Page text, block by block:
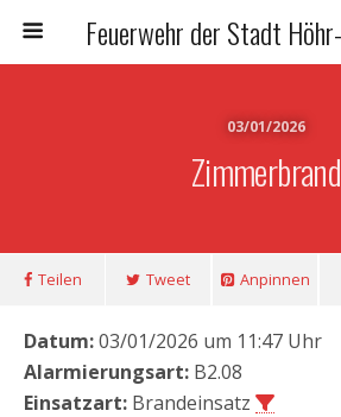
03/01/2026
Zimmerbrand
Teilen Tweet Anpinnen
Datum:03/01/2026 um 11:47 Uhr
Alarmierungsart: B2.08
Einsatzart: Brandeinsatz